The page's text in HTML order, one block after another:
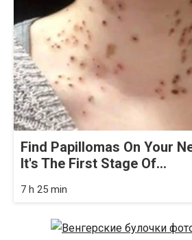
Find Papillomas On Your
It's The First Stage Of...
7 h 25 min